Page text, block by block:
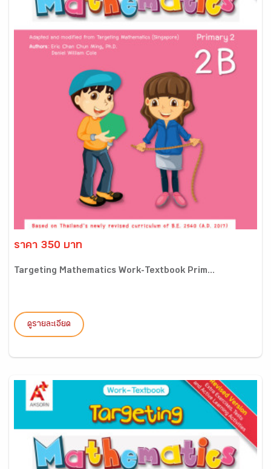
ราคา 350 บาท
Targeting Mathematics Work-Textbook Prim...
ดูรายละเอียด